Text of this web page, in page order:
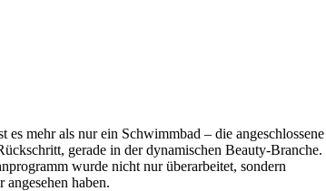
mehr als nur ein Schwimmbad – die angeschlossene
gerade in der dynamischen Beauty-Branche.
wurde nicht nur überarbeitet, sondern
haben.